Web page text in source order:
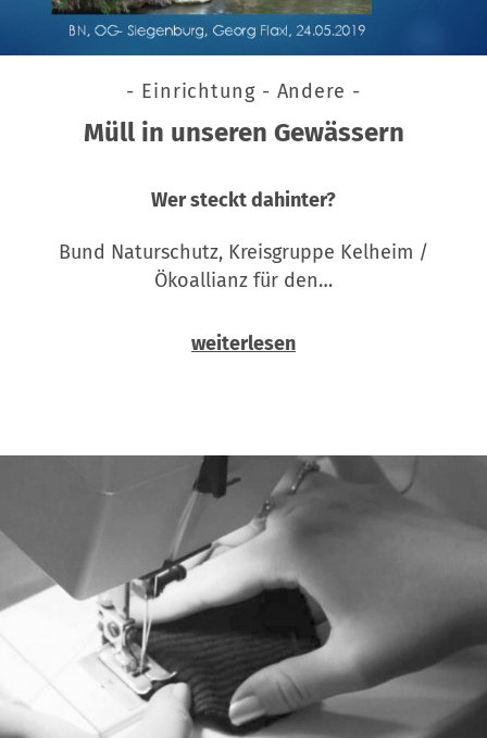
- Einrichtung - Andere -
Müll in unseren Gewässern
Wer steckt dahinter?
Bund Naturschutz, Kreisgruppe Kelheim /
Ökoallianz für den…
weiterlesen